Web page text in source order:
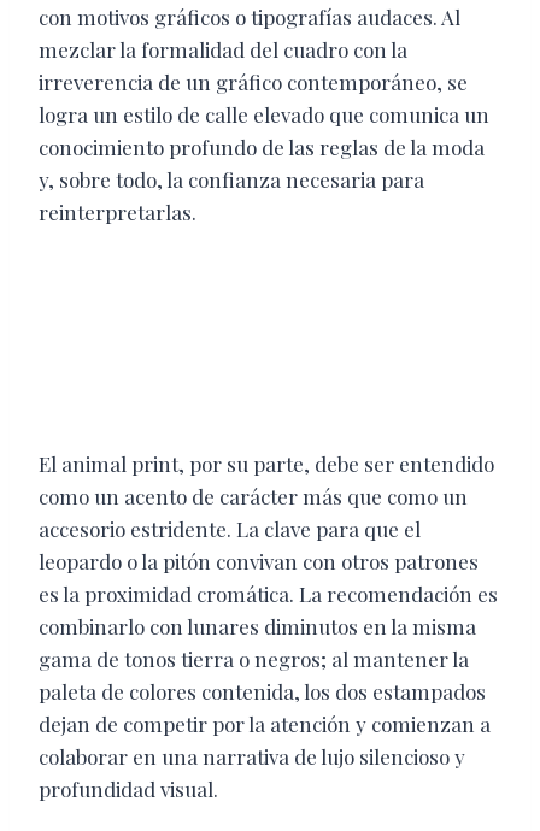
con motivos gráficos o tipografías audaces. Al
mezclar la formalidad del cuadro con la
irreverencia de un gráfico contemporáneo, se
logra un estilo de calle elevado que comunica un
conocimiento profundo de las reglas de la moda
y, sobre todo, la confianza necesaria para
reinterpretarlas.
El animal print, por su parte, debe ser entendido
como un acento de carácter más que como un
accesorio estridente. La clave para que el
leopardo o la pitón convivan con otros patrones
es la proximidad cromática. La recomendación es
combinarlo con lunares diminutos en la misma
gama de tonos tierra o negros; al mantener la
paleta de colores contenida, los dos estampados
dejan de competir por la atención y comienzan a
colaborar en una narrativa de lujo silencioso y
profundidad visual.